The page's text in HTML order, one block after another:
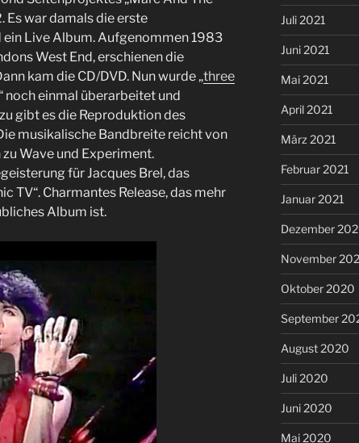
Es war damals die erste
Live Album. Aufgenommen 1983
West End, erschienen die
kam die CD/DVD. Nun wurde „three
noch einmal überarbeitet und
gibt es die Reproduktion des
musikalische Bandbreite reicht von
Wave und Experiment.
für Jacques Brel, das
TV“. Charmantes Release, das mehr
Album ist.
Juli 2021
Juni 2021
Mai 2021
April 2021
März 2021
Februar 2021
Januar 2021
Dezember
November
Oktober 2020
September
August 2020
Juli 2020
Juni 2020
Mai 2020